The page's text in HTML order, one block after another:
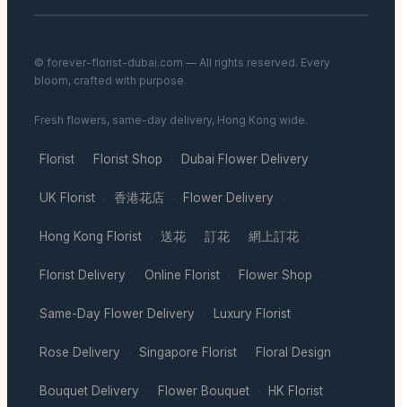
© forever-florist-dubai.com — All rights reserved. Every
bloom, crafted with purpose.
Fresh flowers, same-day delivery, Hong Kong wide.
Florist · Florist Shop · Dubai Flower Delivery ·
UK Florist · 香港花店 · Flower Delivery ·
Hong Kong Florist · 送花 · 訂花 · 網上訂花 ·
Florist Delivery · Online Florist · Flower Shop ·
Same-Day Flower Delivery · Luxury Florist ·
Rose Delivery · Singapore Florist · Floral Design ·
Bouquet Delivery · Flower Bouquet · HK Florist ·